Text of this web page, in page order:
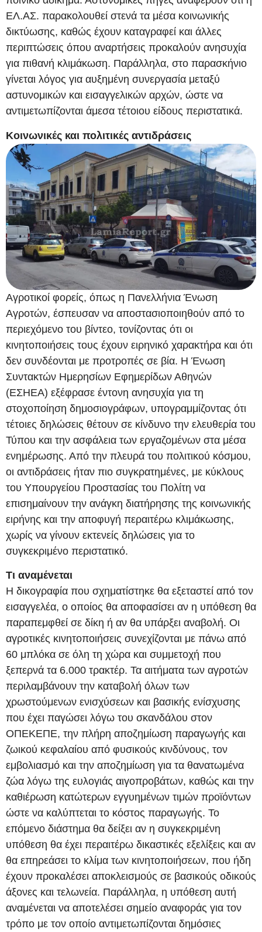
ΕΛ.ΑΣ. παρακολουθεί στενά τα μέσα κοινωνικής
δικτύωσης, καθώς έχουν καταγραφεί και άλλες
περιπτώσεις όπου αναρτήσεις προκαλούν ανησυχία
για πιθανή κλιμάκωση. Παράλληλα, στο παρασκήνιο
γίνεται λόγος για αυξημένη συνεργασία μεταξύ
αστυνομικών και εισαγγελικών αρχών, ώστε να
αντιμετωπίζονται άμεσα τέτοιου είδους περιστατικά.
Κοινωνικές και πολιτικές αντιδράσεις
Αγροτικοί φορείς, όπως η Πανελλήνια Ένωση
Αγροτών, έσπευσαν να αποστασιοποιηθούν από το
περιεχόμενο του βίντεο, τονίζοντας ότι οι
κινητοποιήσεις τους έχουν ειρηνικό χαρακτήρα και ότι
δεν συνδέονται με προτροπές σε βία. Η Ένωση
Συντακτών Ημερησίων Εφημερίδων Αθηνών
(ΕΣΗΕΑ) εξέφρασε έντονη ανησυχία για τη
στοχοποίηση δημοσιογράφων, υπογραμμίζοντας ότι
τέτοιες δηλώσεις θέτουν σε κίνδυνο την ελευθερία του
Τύπου και την ασφάλεια των εργαζομένων στα μέσα
ενημέρωσης. Από την πλευρά του πολιτικού κόσμου,
οι αντιδράσεις ήταν πιο συγκρατημένες, με κύκλους
του Υπουργείου Προστασίας του Πολίτη να
επισημαίνουν την ανάγκη διατήρησης της κοινωνικής
ειρήνης και την αποφυγή περαιτέρω κλιμάκωσης,
χωρίς να γίνουν εκτενείς δηλώσεις για το
συγκεκριμένο περιστατικό.
Τι αναμένεται
Η δικογραφία που σχηματίστηκε θα εξεταστεί από τον
εισαγγελέα, ο οποίος θα αποφασίσει αν η υπόθεση θα
παραπεμφθεί σε δίκη ή αν θα υπάρξει αναβολή. Οι
αγροτικές κινητοποιήσεις συνεχίζονται με πάνω από
60 μπλόκα σε όλη τη χώρα και συμμετοχή που
ξεπερνά τα 6.000 τρακτέρ. Τα αιτήματα των αγροτών
περιλαμβάνουν την καταβολή όλων των
χρωστούμενων ενισχύσεων και βασικής ενίσχυσης
που έχει παγώσει λόγω του σκανδάλου στον
ΟΠΕΚΕΠΕ, την πλήρη αποζημίωση παραγωγής και
ζωικού κεφαλαίου από φυσικούς κινδύνους, τον
εμβολιασμό και την αποζημίωση για τα θανατωμένα
ζώα λόγω της ευλογιάς αιγοπροβάτων, καθώς και την
καθιέρωση κατώτερων εγγυημένων τιμών προϊόντων
ώστε να καλύπτεται το κόστος παραγωγής. Το
επόμενο διάστημα θα δείξει αν η συγκεκριμένη
υπόθεση θα έχει περαιτέρω δικαστικές εξελίξεις και αν
θα επηρεάσει το κλίμα των κινητοποιήσεων, που ήδη
έχουν προκαλέσει αποκλεισμούς σε βασικούς οδικούς
άξονες και τελωνεία. Παράλληλα, η υπόθεση αυτή
αναμένεται να αποτελέσει σημείο αναφοράς για τον
τρόπο με τον οποίο αντιμετωπίζονται δημόσιες